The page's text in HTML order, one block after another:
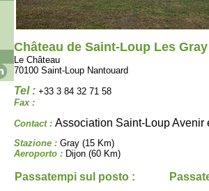
Château de Saint-Loup Les Gray
Le Château
70100 Saint-Loup Nantouard
Tel : +33 3 84 32 71 58
Fax :
Contact : Association Saint-Loup Avenir
Stazione : Gray (15 Km)
Aeroporto : Dijon (60 Km)
Passatempi sul posto :